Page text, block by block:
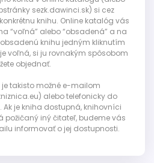
sezk.dawinci.sk) si cez
knihu. Online katalóg vás
“voľná” alebo “obsadená” a na
knihu jedným kliknutím
voľná, si ju rovnakým spôsobom
objednať.
je takisto možné e-mailom
alebo telefonicky do
je kniha dostupná, knihovníci
požičaný iný čitateľ, budeme vás
informovať o jej dostupnosti.